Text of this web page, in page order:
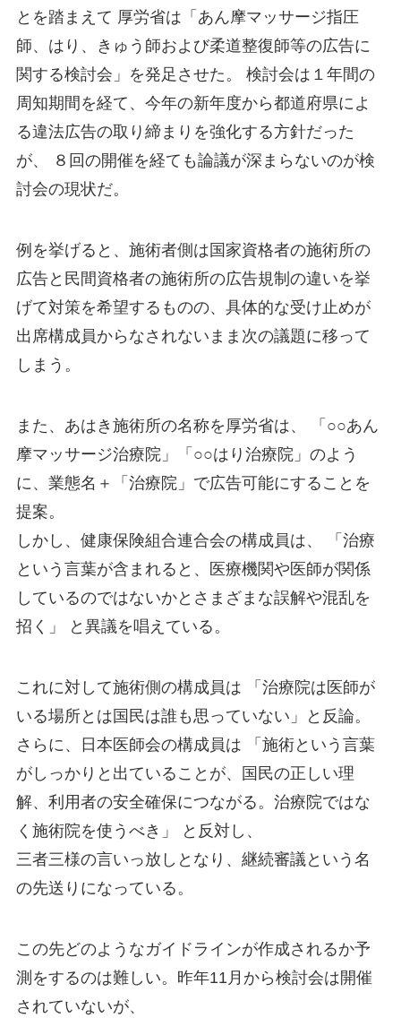
とを踏まえて 厚労省は「あん摩マッサージ指圧
師、はり、きゅう師および柔道整復師等の広告に
関する検討会」を発足させた。
検討会は１年間の
周知期間を経て、今年の新年度から都道府県によ
る違法広告の取り締まりを強化する方針だった
が、
８回の開催を経ても論議が深まらないのが検
討会の現状だ。
例を挙げると、施術者側は国家資格者の施術所の
広告と民間資格者の施術所の広告規制の違いを挙
げて対策を希望するものの、具体的な受け止めが
出席構成員からなされないまま次の議題に移って
しまう。
また、あはき施術所の名称を厚労省は、
「○○あん
摩マッサージ治療院」「○○はり治療院」のよう
に、業態名＋「治療院」で広告可能にすることを
提案。
しかし、健康保険組合連合会の構成員は、
「治療
という言葉が含まれると、医療機関や医師が関係
しているのではないかとさまざまな誤解や混乱を
招く」
と異議を唱えている。
これに対して施術側の構成員は
「治療院は医師が
いる場所とは国民は誰も思っていない」
と反論。
さらに、日本医師会の構成員は
「施術という言葉
がしっかりと出ていることが、国民の正しい理
解、利用者の安全確保につながる。治療院ではな
く施術院を使うべき」
と反対し、
三者三様の言いっ放しとなり、 継続審議という名
の先送りになっている。
この先どのようなガイドラインが作成されるか予
測をするのは難しい。昨年11月から検討会は開催
されていないが、